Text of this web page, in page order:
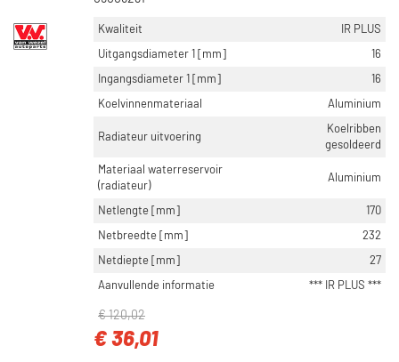
Kwaliteit
IR PLUS
Uitgangsdiameter 1 [mm]
16
Ingangsdiameter 1 [mm]
16
Koelvinnenmateriaal
Aluminium
Radiateur uitvoering
Koelribben
gesoldeerd
Materiaal waterreservoir
(radiateur)
Aluminium
Netlengte [mm]
170
Netbreedte [mm]
232
Netdiepte [mm]
27
Aanvullende informatie
*** IR PLUS ***
€ 120,02
€ 36,01